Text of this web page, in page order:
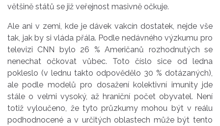
většině států se již veřejnost masivně očkuje.
Ale ani v zemi, kde je dávek vakcín dostatek, nejde vše
tak, jak by si vláda přála. Podle nedávného výzkumu pro
televizi CNN bylo 26 % Američanů rozhodnutých se
nenechat očkovat vůbec. Toto číslo sice od ledna
pokleslo (v lednu takto odpovědělo 30 % dotázaných),
ale podle modelů pro dosažení kolektivní imunity jde
stále o velmi vysoký, až hraniční počet obyvatel. Není
totiž vyloučeno, že tyto průzkumy mohou být v reálu
podhodnocené a v určitých oblastech může být tento